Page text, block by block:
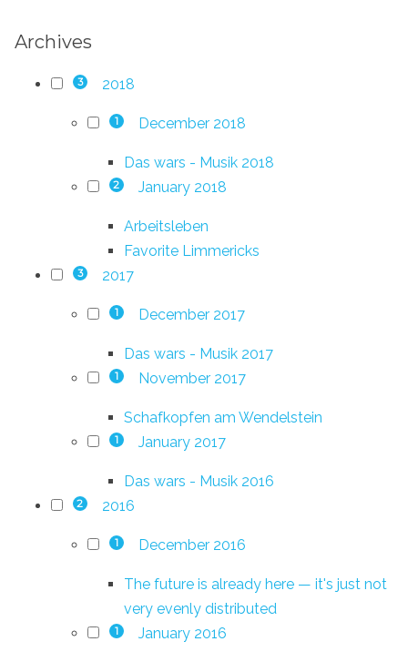
Archives
3 2018
1 December 2018
Das wars - Musik 2018
2 January 2018
Arbeitsleben
Favorite Limmericks
3 2017
1 December 2017
Das wars - Musik 2017
1 November 2017
Schafkopfen am Wendelstein
1 January 2017
Das wars - Musik 2016
2 2016
1 December 2016
The future is already here — it's just not
very evenly distributed
1 January 2016